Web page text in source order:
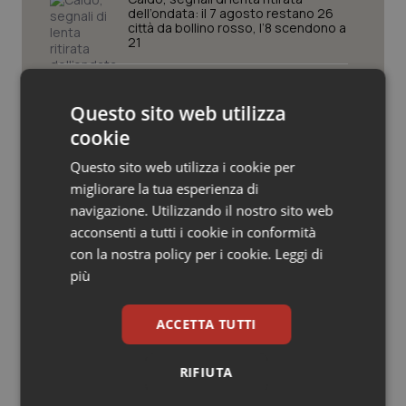
Veneto
Oncoematologia
Psoriasi & pelle
Quotidiano Cardiologia
Quotidiano Chirurgia
Quotidiano Oncologia
Quotidiano Pediatria
Rene & patologie urogenitali
dell’ondata: il 7 agosto restano 26
città da bollino rosso, l’8 scendono a
21
quadro da 48 milioni per tecnologie e
Spallanzani. Settembre in festa: dai
90 anni della nascita e i 30 da Irccs
alla Settimana della Scienza
AI Act, in vigore gli obblighi di
Questo sito web utilizza
cookie
Questo sito web utilizza i cookie per
migliorare la tua esperienza di
navigazione. Utilizzando il nostro sito web
acconsenti a tutti i cookie in conformità
con la nostra policy per i cookie. Leggi di
più
ACCETTA TUTTI
RIFIUTA